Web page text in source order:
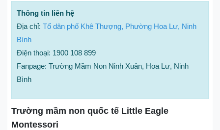
Thông tin liên hệ
Địa chỉ: Tổ dân phố Khê Thượng, Phường Hoa Lư, Ninh
Bình
Điện thoại: 1900 108 899
Fanpage: Trường Mầm Non Ninh Xuân, Hoa Lư, Ninh
Bình
Trường mầm non quốc tế Little Eagle
Montessori